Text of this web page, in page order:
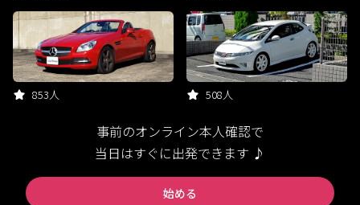
853人 508人
事前のオンライン本人確認で
当日はすぐに出発できます ♪
始める